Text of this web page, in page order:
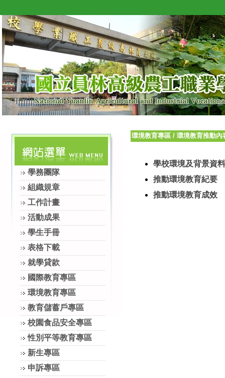
學務團隊
組織規章
工作計畫
活動成果
學生手冊
表格下載
就學貸款
國際教育專區
環境教育專區
教育儲蓄戶專區
校園食品安全專區
性別平等教育專區
新生專區
申訴專區
環境教育專區 / 環境教育推動內
學校環境及背景資料
推動環境教育紀要
推動環境教育成效